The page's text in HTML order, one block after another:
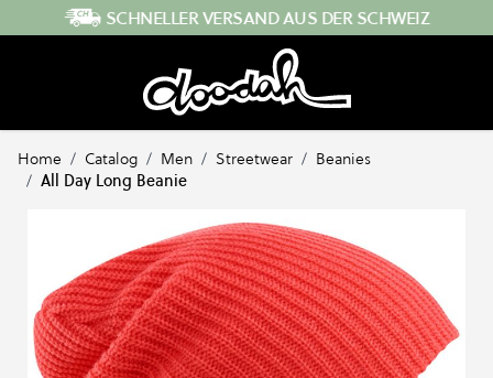
Direkt zum InhaltSCHNELLER VERSAND AUS DER SCHWEIZ
Home / Catalog / Men / Streetwear / Beanies
/ All Day Long Beanie